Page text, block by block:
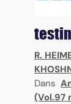
R.
Dans
(Vol.97